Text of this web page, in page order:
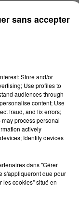
Store and/or
Use profiles to
audiences through
content; Use
fraud, and fix errors;
process personal
actively
Identify devices
dans "Gérer
s'appliqueront que pour
les cookies" situé en
sans accepter